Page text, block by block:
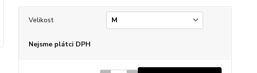
Velikost
Nejsme plátci DPH